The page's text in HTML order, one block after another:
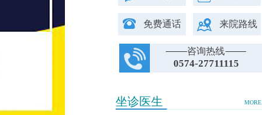
免费通话 来院路线
咨询热线
0574-27711115
MORE
坐诊医生